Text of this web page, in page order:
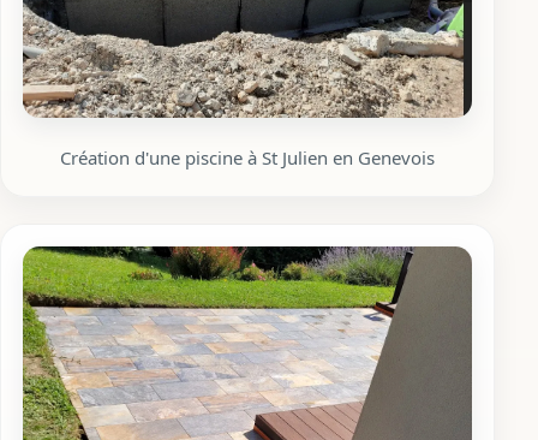
Création d'une piscine à St Julien en Genevois